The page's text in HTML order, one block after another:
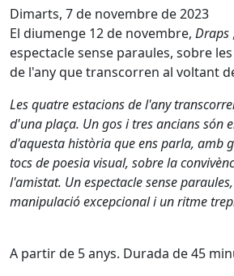
Dimarts, 7 de novembre de 2023
El diumenge 12 de novembre, Draps
espectacle sense paraules, sobre
de l'any que transcorren al voltant
Les quatre estacions de l'any
d'una plaça. Un gos i tres ancians són
d'aquesta història que ens parla, amb
tocs de poesia visual, sobre la
l'amistat. Un espectacle sense
manipulació excepcional i un ritme
A partir de 5 anys. Durada de 45